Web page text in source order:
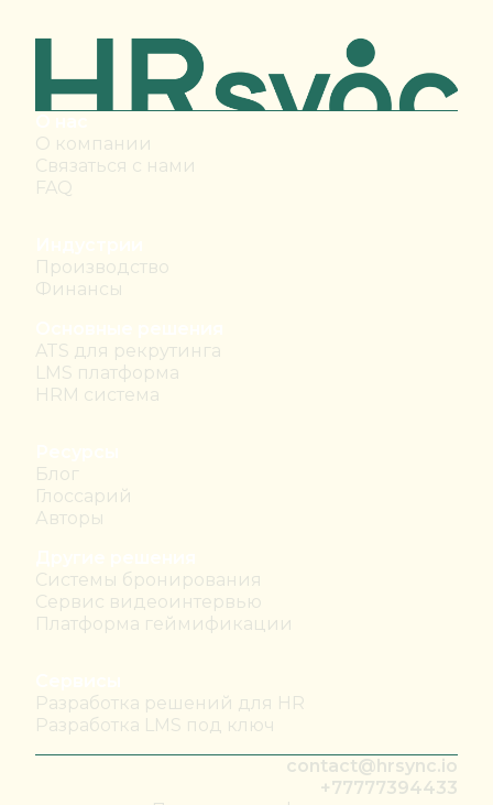
О компании
Связаться с нами
FAQ
Производство
Финансы
ATS для рекрутинга
LMS платформа
HRM система
Блог
Глоссарий
Авторы
Системы бронирования
Сервис видеоинтервью
Платформа геймификации
Разработка решений для HR
Разработка LMS под ключ
contact@hrsync.io
+77777394433